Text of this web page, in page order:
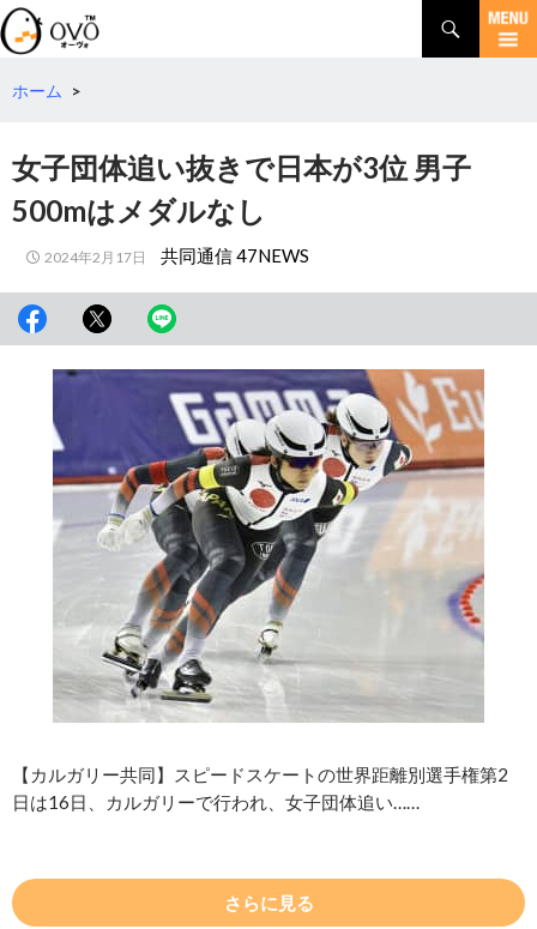
検
索
コ
テ
へ
動
ホーム >
女子団体追い抜きで日本が3位 男子
500mはメダルなし
2024年2月17日 共同通信 47NEWS
【カルガリー共同】スピードスケートの世界距離別選手権第2
日は16日、カルガリーで行われ、女子団体追い……
さらに見る